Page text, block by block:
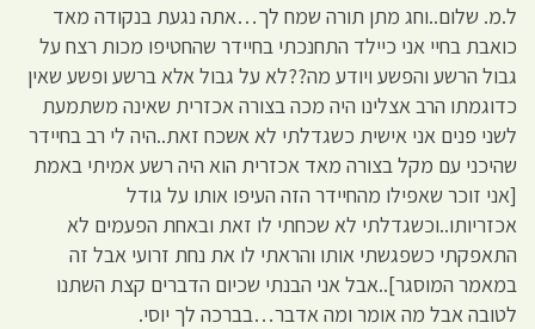
ל.מ. שלום..וחג מתן תורה שמח לך…אתה נגעת בנקודה מאד
כואבת בחיי אני כיילד התחנכתי בחיידר שהחטיפו מכות רצח על
גבול הרשע והפשע ויודע מה??לא על גבול אלא ברשע ופשע שאין
כדוגמתו הרב אצלינו היה מכה בצורה אכזרית שאינה משתמעת
לשני פנים אני אישית כשגדלתי לא אשכח זאת..היה לי רב בחיידר
שהיכני עם מקל בצורה מאד אכזרית הוא היה רשע אמיתי באמת
[אני זוכר שאפילו מהחיידר הזה העיפו אותו על גודל
אכזריותו..וכשגדלתי לא שכחתי לו זאת ובאחת הפעמים לא
התאפקתי כשפגשתי אותו והראתי לו את נחת זרועי אבל זה
במאמר המוסגר]..אבל אני הבנתי שכיום הדברים קצת השתנו
לטובה אבל מה אומר ומה אדבר…בברכה לך יוסי.